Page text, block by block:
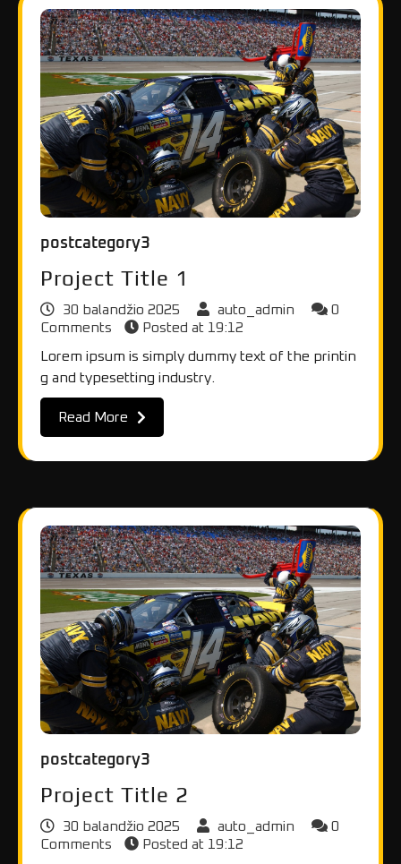
postcategory3
Project Title 1
30 balandžio 2025 auto_admin
0
Comments
Posted at 19:12
Lorem ipsum is simply dummy text of the printin
g and typesetting industry.
Read More
postcategory3
Project Title 2
30 balandžio 2025 auto_admin
0
Comments
Posted at 19:12